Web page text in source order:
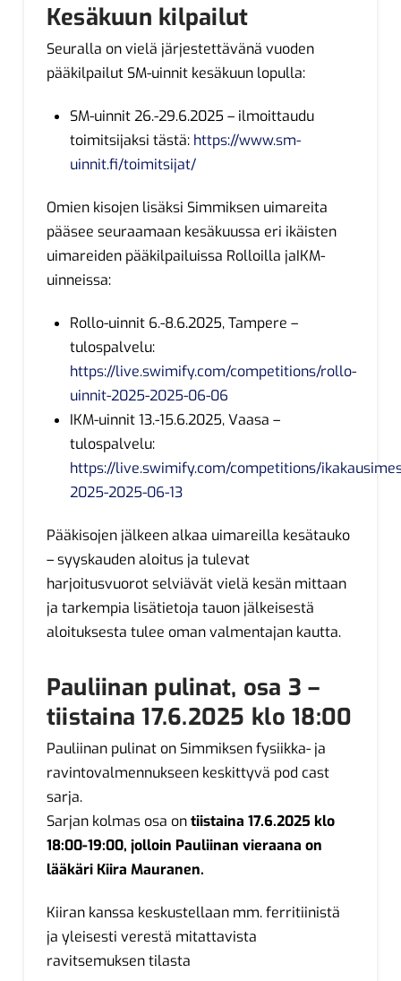
Kesäkuun kilpailut
Seuralla on vielä järjestettävänä vuoden
pääkilpailut SM-uinnit kesäkuun lopulla:
SM-uinnit 26.-29.6.2025 – ilmoittaudu
toimitsijaksi tästä: https://www.sm-
uinnit.fi/toimitsijat/
Omien kisojen lisäksi Simmiksen uimareita
pääsee seuraamaan kesäkuussa eri ikäisten
uimareiden pääkilpailuissa Rolloilla jaIKM-
uinneissa:
Rollo-uinnit 6.-8.6.2025, Tampere –
tulospalvelu:
https://live.swimify.com/competitions/rollo-
uinnit-2025-2025-06-06
IKM-uinnit 13.-15.6.2025, Vaasa –
tulospalvelu:
https://live.swimify.com/competitions/
2025-2025-06-13
Pääkisojen jälkeen alkaa uimareilla kesätauko
– syyskauden aloitus ja tulevat
harjoitusvuorot selviävät vielä kesän mittaan
ja tarkempia lisätietoja tauon jälkeisestä
aloituksesta tulee oman valmentajan kautta.
Pauliinan pulinat, osa 3 –
tiistaina 17.6.2025 klo 18:00
Pauliinan pulinat on Simmiksen fysiikka- ja
ravintovalmennukseen keskittyvä pod cast
sarja.
Sarjan kolmas osa ontiistaina 17.6.2025 klo
18:00-19:00, jolloin Pauliinan vieraana on
lääkäri Kiira Mauranen.
Kiiran kanssa keskustellaan mm. ferritiinistä
ja yleisesti verestä mitattavista
ravitsemuksen tilasta